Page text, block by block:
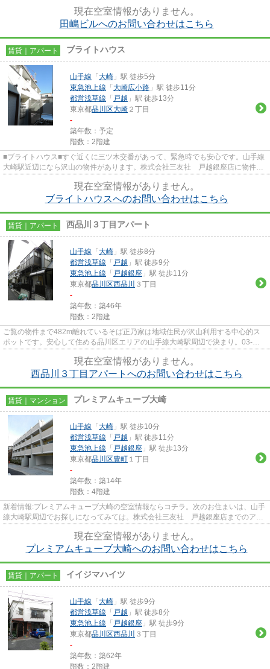
現在空室情報がありません。
田嶋ビルへのお問い合わせはこちら
賃貸｜アパート ブライトハウス
山手線 「 大崎 」駅 徒歩5分
東急池上線 「 大崎広小路 」駅 徒歩11分
都営浅草線 「 戸越 」駅 徒歩13分
東京都品川区大崎 ２丁目
-
築年数：予定
階数：2階建
■ブライトハウス■すぐ近くに三ツ木交番があって、緊急時でも安心です。山手線
大崎駅近辺になら沢山の物件があります。株式会社三友社 戸越銀座店に物件探
現在空室情報がありません。
ブライトハウスへのお問い合わせはこちら
賃貸｜アパート 西品川３丁目アパート
山手線 「 大崎 」駅 徒歩8分
都営浅草線 「 戸越 」駅 徒歩9分
東急池上線 「 戸越銀座 」駅 徒歩11分
東京都品川区西品川 ３丁目
-
築年数：築46年
階数：2階建
ご覧の物件まで482m離れているそば正乃家は地域住民が沢山利用する中心的ス
ポットです。安心して住める品川区エリアの山手線大崎駅周辺で決まり。03-
現在空室情報がありません。
西品川３丁目アパートへのお問い合わせはこちら
賃貸｜マンション プレミアムキューブ大崎
山手線 「 大崎 」駅 徒歩10分
都営浅草線 「 戸越 」駅 徒歩11分
東急池上線 「 戸越銀座 」駅 徒歩13分
東京都品川区豊町 １丁目
-
築年数：築14年
階数：4階建
新着情報:プレミアムキューブ大崎の空室情報ならコチラ。次のお住まいは、山手
線大崎駅周辺でお探しになってみては。株式会社三友社 戸越銀座店までのアク
現在空室情報がありません。
プレミアムキューブ大崎へのお問い合わせはこちら
賃貸｜アパート イイジマハイツ
山手線 「 大崎 」駅 徒歩9分
都営浅草線 「 戸越 」駅 徒歩8分
東急池上線 「 戸越銀座 」駅 徒歩9分
東京都品川区西品川 ３丁目
-
築年数：築62年
階数：2階建